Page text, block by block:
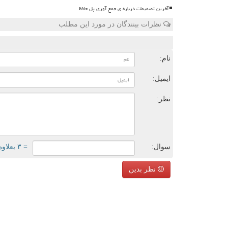
آخرین تصمیمات درباره ی جمع آوری پل حافظ
نظرات بینندگان در مورد این مطلب
نام:
ایمیل:
نظر:
سوال: = ۳ بعلاوه ۴
نظر بدین